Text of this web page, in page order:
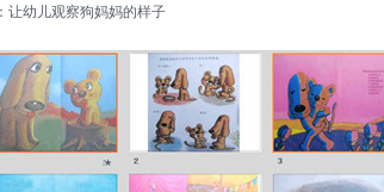
让幼儿观察狗妈妈的样子